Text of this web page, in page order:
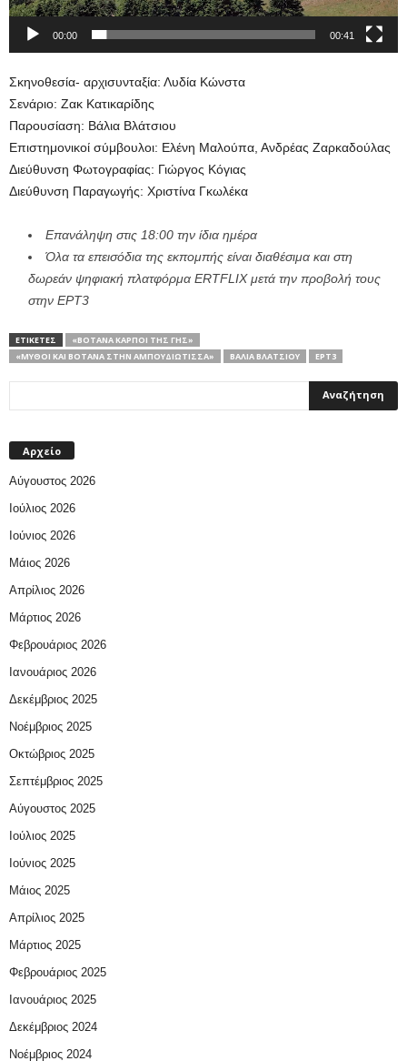
00:00 00:41
Σκηνοθεσία- αρχισυνταξία: Λυδία Κώνστα
Σενάριο: Ζακ Κατικαρίδης
Παρουσίαση: Βάλια Βλάτσιου
Επιστημονικοί σύμβουλοι: Ελένη Μαλούπα, Ανδρέας Ζαρκαδούλας
Διεύθυνση Φωτογραφίας: Γιώργος Κόγιας
Διεύθυνση Παραγωγής: Χριστίνα Γκωλέκα
Επανάληψη στις 18:00 την ίδια ημέρα
Όλα τα επεισόδια της εκπομπής είναι διαθέσιμα και στη
δωρεάν ψηφιακή πλατφόρμα ERTFLIX μετά την προβολή τους
στην ΕΡΤ3
ΕΤΙΚΕΤΕΣ
«ΒΟΤΑΝΑ ΚΑΡΠΟΙ ΤΗΣ ΓΗΣ»
«ΜΎΘΟΙ ΚΑΙ ΒΌΤΑΝΑ ΣΤΗΝ ΑΜΠΟΥΔΙΏΤΙΣΣΑ»
ΒΆΛΙΑ ΒΛΆΤΣΙΟΥ ΕΡΤ3
Αρχείο
Αύγουστος 2026
Ιούλιος 2026
Ιούνιος 2026
Μάιος 2026
Απρίλιος 2026
Μάρτιος 2026
Φεβρουάριος 2026
Ιανουάριος 2026
Δεκέμβριος 2025
Νοέμβριος 2025
Οκτώβριος 2025
Σεπτέμβριος 2025
Αύγουστος 2025
Ιούλιος 2025
Ιούνιος 2025
Μάιος 2025
Απρίλιος 2025
Μάρτιος 2025
Φεβρουάριος 2025
Ιανουάριος 2025
Δεκέμβριος 2024
Νοέμβριος 2024